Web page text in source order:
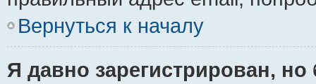
Вернуться к началу
Я давно зарегистрирован,